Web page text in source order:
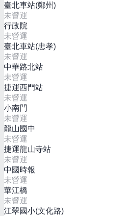
臺北車站(鄭州)
未營運
行政院
未營運
臺北車站(忠孝)
未營運
中華路北站
未營運
捷運西門站
未營運
小南門
未營運
龍山國中
未營運
捷運龍山寺站
未營運
中國時報
未營運
華江橋
未營運
江翠國小(文化路)